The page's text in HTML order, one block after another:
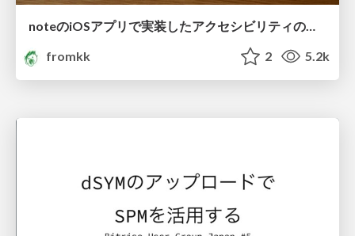
noteのiOSアプリで実装したアクセシビリティの全て #iosdc #a /a11y_with_iOS_App_on_note
fromkk
2 5.2k